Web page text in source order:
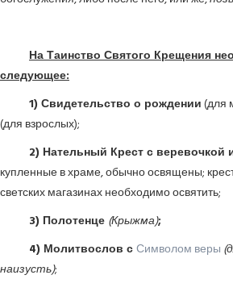
На Таинство Святого Крещения
следующее:
1) Свидетельство о рождении(для
(для взрослых);
2) Нательный Крест с веревочкой
купленные в храме, обычно освящены;
светских магазинах необходимо освятить;
3) Полотенце (Крыжма);
4) Молитвослов сСимволом веры
наизусть);